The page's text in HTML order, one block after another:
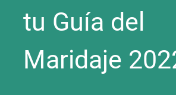
tu Guía del
Maridaje